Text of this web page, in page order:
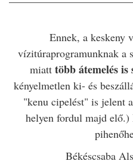
Ennek, a keskeny
vízitúraprogramunknak a
miatt több átemelés is
kényelmetlen ki- és
"kenu cipelést" is jelent
helyen fordul majd elő.)
Békéscsaba